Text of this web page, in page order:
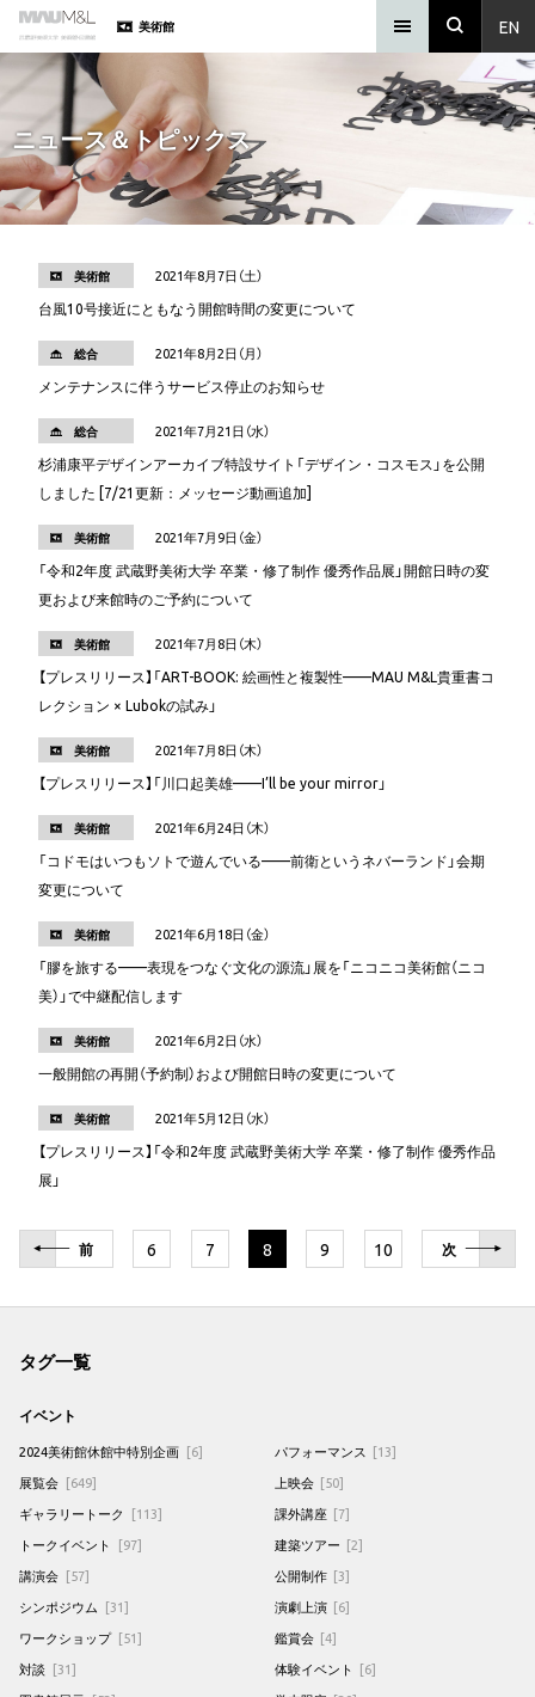
EN
美術館
ニュース＆トピックス
美術館 2021年8月7日（土）
台風10号接近にともなう開館時間の変更について
総合 2021年8月2日（月）
メンテナンスに伴うサービス停止のお知らせ
総合 2021年7月21日（水）
杉浦康平デザインアーカイブ特設サイト「デザイン・コスモス」を公開
しました [7/21更新：メッセージ動画追加]
美術館 2021年7月9日（金）
「令和2年度 武蔵野美術大学 卒業・修了制作 優秀作品展」開館日時の変
更および来館時のご予約について
美術館 2021年7月8日（木）
【プレスリリース】「ART-BOOK: 絵画性と複製性——MAU M&L貴重書コ
レクション × Lubokの試み」
美術館 2021年7月8日（木）
【プレスリリース】「川口起美雄——I’ll be your mirror」
美術館 2021年6月24日（木）
「コドモはいつもソトで遊んでいる——前衛というネバーランド」会期
変更について
美術館 2021年6月18日（金）
「膠を旅する——表現をつなぐ文化の源流」展を「ニコニコ美術館（ニコ
美）」で中継配信します
美術館 2021年6月2日（水）
一般開館の再開（予約制）および開館日時の変更について
美術館 2021年5月12日（水）
【プレスリリース】「令和2年度 武蔵野美術大学 卒業・修了制作 優秀作品
展」
前 6 7 8 9 10 次
タグ一覧
イベント
2024美術館休館中特別企画 [6]
展覧会 [649]
ギャラリートーク [113]
トークイベント [97]
講演会 [57]
シンポジウム [31]
ワークショップ [51]
対談 [31]
パフォーマンス [13]
上映会 [50]
課外講座 [7]
建築ツアー [2]
公開制作 [3]
演劇上演 [6]
鑑賞会 [4]
体験イベント [6]